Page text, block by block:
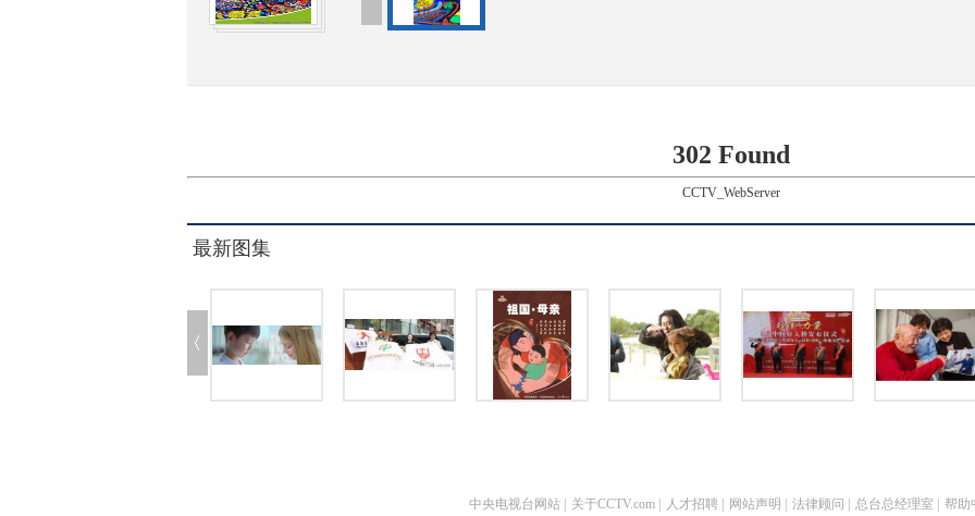
302 Found
CCTV_WebServer
最新图集
中央电视台网站 关于CCTV.com 人才招聘 网站声明 法律顾问 总台总经理室 帮助